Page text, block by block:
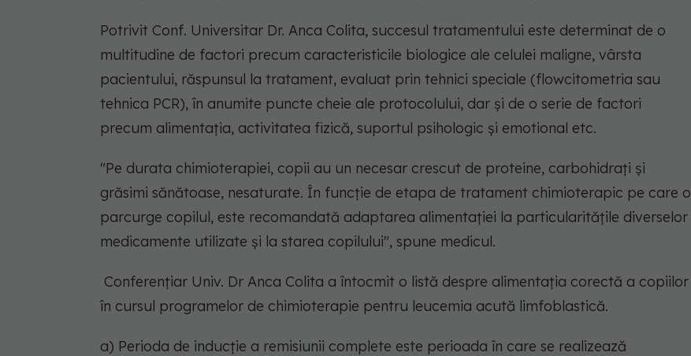
Potrivit Conf. Universitar Dr. Anca Colita, succesul tratamentului este determinat de o
multitudine de factori precum caracteristicile biologice ale celulei maligne, vârsta
pacientului, răspunsul la tratament, evaluat prin tehnici speciale (flowcitometria sau
tehnica PCR), în anumite puncte cheie ale protocolului, dar și de o serie de factori
precum alimentația, activitatea fizică, suportul psihologic și emotional etc.
"Pe durata chimioterapiei, copii au un necesar crescut de proteine, carbohidrați și
grăsimi sănătoase, nesaturate. În funcție de etapa de tratament chimioterapic pe care o
parcurge copilul, este recomandată adaptarea alimentației la particularitățile diverselor
medicamente utilizate și la starea copilului", spune medicul.
Conferențiar Univ. Dr Anca Colita a întocmit o listă despre alimentația corectă a copiilor
în cursul programelor de chimioterapie pentru leucemia acută limfoblastică.
a) Perioda de inducție a remisiunii complete este perioada în care se realizează